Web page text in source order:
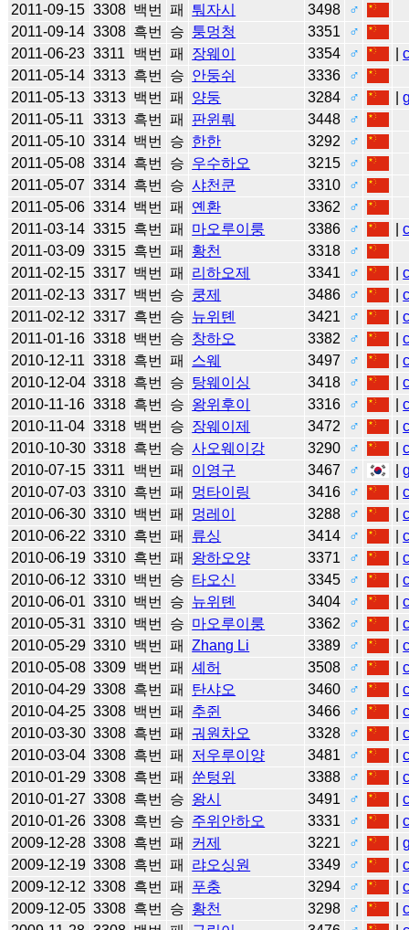
2011-09-15 3308 백번 패 퉈자시 3498
♂
2011-09-14 3308 흑번 승 퉁멍청 3351
♂
2011-06-23 3311 백번 패 장웨이 3354 ♂ |
2011-05-14 3313 흑번 승 안둥쉬 3336
♂
2011-05-13 3313 백번 패 양둥 3284 ♂ |
2011-05-11
3313 흑번 패 판윈뤄 3448
♂
2011-05-10 3314 백번 승 한한 3292
♂
2011-05-08 3314 흑번 승 우수하오 3215
♂
2011-05-07 3314 흑번 승 샤천쿤 3310
♂
2011-05-06 3314 백번 패 옌환 3362
♂
2011-03-14 3315 흑번 패 마오루이룽 3386 ♂ |
2011-03-09 3315 흑번 패 황천 3318
♂
2011-02-15 3317 백번 패 리하오제 3341 ♂ |
2011-02-13 3317 백번 승 쿵제 3486 ♂ |
2011-02-12 3317 흑번 승 뉴위톈 3421 ♂ |
2011-01-16 3318 백번 승 창하오 3382 ♂ |
2010-12-11 3318 흑번 패 스웨 3497 ♂ |
2010-12-04 3318 흑번 승 탕웨이싱 3418 ♂ |
2010-11-16 3318 흑번 승 왕위후이 3316 ♂ |
2010-11-04 3318 백번 승 장웨이제 3472 ♂ |
2010-10-30 3318 흑번 승 사오웨이강 3290 ♂ |
2010-07-15 3311 백번 패 이영구 3467 ♂ |
2010-07-03 3310 흑번 패 멍타이링 3416 ♂ |
2010-06-30 3310 백번 패 멍레이 3288 ♂ |
2010-06-22 3310 흑번 패 류싱 3414 ♂ |
2010-06-19 3310 흑번 패 왕하오양 3371 ♂ |
2010-06-12 3310 백번 승 타오신 3345 ♂ |
2010-06-01 3310 백번 승 뉴위톈 3404 ♂ |
2010-05-31 3310 백번 승 마오루이룽 3362 ♂ |
2010-05-29 3310 백번 패 Zhang Li 3389 ♂ |
2010-05-08 3309 백번 패 셰허 3508 ♂ |
2010-04-29 3308 흑번 패 탄샤오 3460 ♂ |
2010-04-25 3308 백번 패 추쥔 3466 ♂ |
2010-03-30 3308 흑번 패 궈원차오 3328 ♂ |
2010-03-04 3308 흑번 패 저우루이양 3481 ♂ |
2010-01-29 3308 흑번 패 쑨텅위 3388 ♂ |
2010-01-27 3308 흑번 승 왕시 3491 ♂ |
2010-01-26 3308 흑번 승 주위안하오 3331 ♂ |
2009-12-28 3308 흑번 패 커제 3221 ♂ |
2009-12-19 3308 흑번 패 랴오싱원 3349 ♂ |
2009-12-12 3308 흑번 패 푸충 3294 ♂ |
2009-12-05 3308 흑번 승 황천 3298 ♂ |